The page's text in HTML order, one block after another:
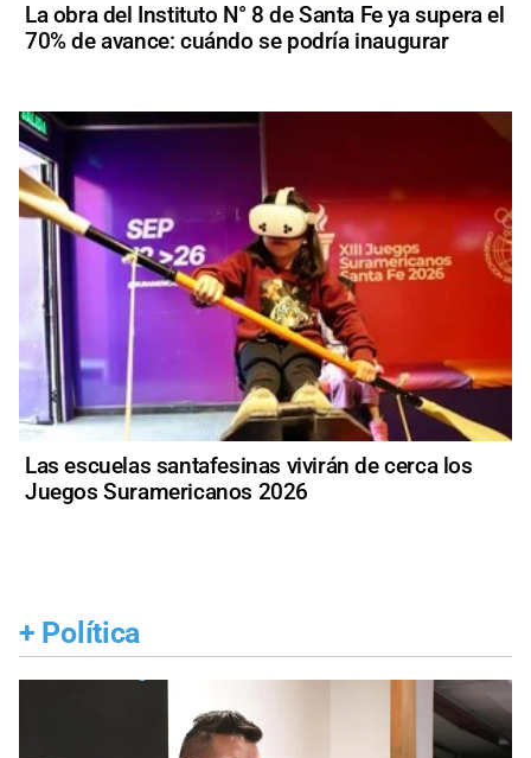
La obra del Instituto N° 8 de Santa Fe ya supera el
70% de avance: cuándo se podría inaugurar
Las escuelas santafesinas vivirán de cerca los
Juegos Suramericanos 2026
+ Política